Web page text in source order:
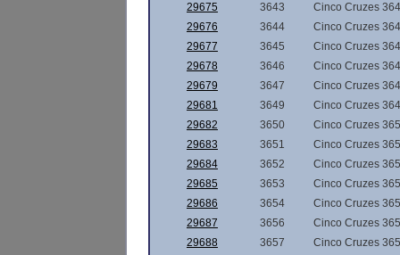
29675
3643
Cinco Cruzes
29676
3644
Cinco Cruzes
29677
3645
Cinco Cruzes
29678
3646
Cinco Cruzes
29679
3647
Cinco Cruzes
29681
3649
Cinco Cruzes
29682
3650
Cinco Cruzes
29683
3651
Cinco Cruzes
29684
3652
Cinco Cruzes
29685
3653
Cinco Cruzes
29686
3654
Cinco Cruzes
29687
3656
Cinco Cruzes
29688
3657
Cinco Cruzes